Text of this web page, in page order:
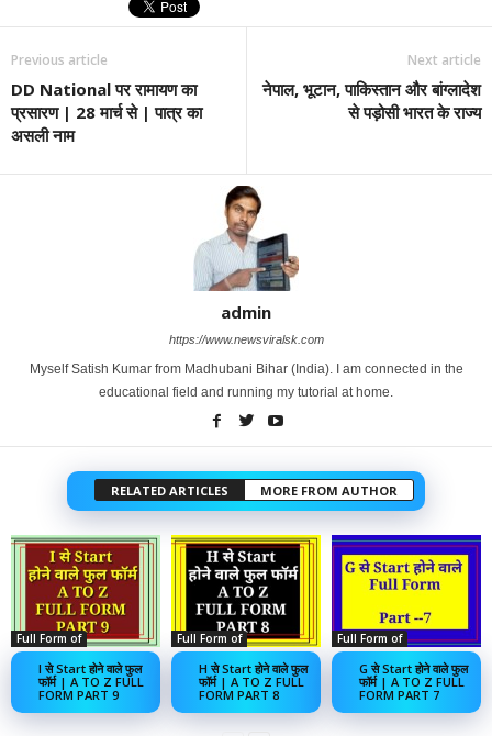
Previous article
DD National पर रामायण का
प्रसारण | 28 मार्च से | पात्र का
असली नाम
Next article
नेपाल, भूटान, पाकिस्तान और बांग्लादेश
से पड़ोसी भारत के राज्य
admin
https://www.newsviralsk.com
Myself Satish Kumar from Madhubani Bihar (India). I am connected in the
educational field and running my tutorial at home.
RELATED ARTICLES MORE FROM AUTHOR
Full Form of
I से Start होने वाले फुल
फॉर्म | A TO Z FULL
FORM PART 9
Full Form of
H से Start होने वाले फुल
फॉर्म | A TO Z FULL
FORM PART 8
Full Form of
G से Start होने वाले फुल
फॉर्म | A TO Z FULL
FORM PART 7